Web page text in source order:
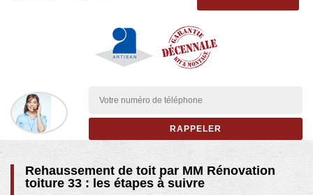
Rehaussement de toit par MM Rénovation
toiture 33 : les étapes à suivre